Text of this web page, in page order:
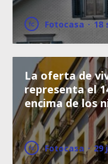
Fotocasa · 18
La oferta de
representa el
encima de los
Fotocasa · 29